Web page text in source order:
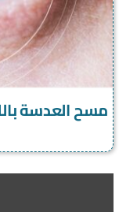
مسح العدسة